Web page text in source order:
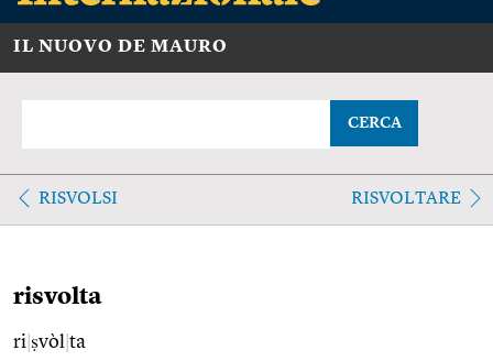
IL NUOVO DE MAURO
CERCA
RISVOLSI RISVOLTARE
risvolta
ri ṣvòl ta